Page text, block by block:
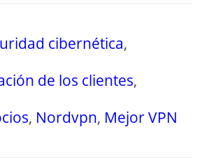
cibernética,
de los clientes,
, Nordvpn, Mejor VPN